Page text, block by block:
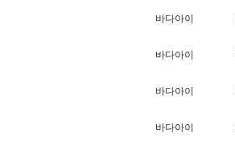
바다아이
바다아이
바다아이
바다아이